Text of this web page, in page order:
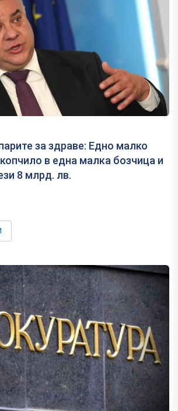
за здраве: Едно малко
в една малка бозчица и
8 млрд. лв.